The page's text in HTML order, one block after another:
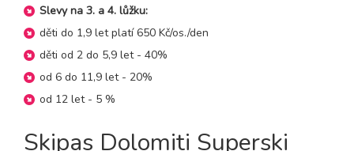
16.01. - 21.01.27
sobota - čtvrtek
16.01. - 23.01.27
sobota - sobota
23.01. - 27.01.27
sobota - středa
sobota - čtvrtek
6 dní (5 nocí)
Slevy na 3. a 4. lůžku:
děti do 1,9 let platí 650 Kč/os./den
děti od 2 do 5,9 let - 40%
od 6 do 11,9 let - 20%
od 12 let - 5 %
Skipas Dolomiti Superski